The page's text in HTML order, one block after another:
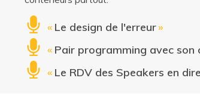
« Le design de l'erreur»
« Pair programming avec son
« Le RDV des Speakers en